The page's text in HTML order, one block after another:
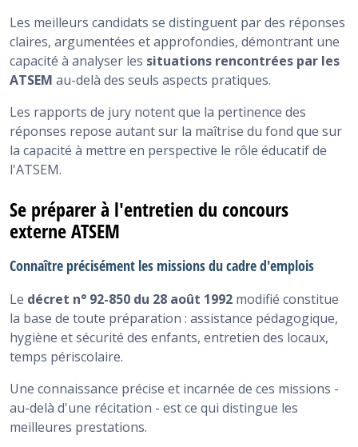
Les meilleurs candidats se distinguent par des réponses
claires, argumentées et approfondies, démontrant une
capacité à analyser les situations rencontrées par les
ATSEM au-delà des seuls aspects pratiques.
Les rapports de jury notent que la pertinence des
réponses repose autant sur la maîtrise du fond que sur
la capacité à mettre en perspective le rôle éducatif de
l'ATSEM.
Se préparer à l'entretien du concours
externe ATSEM
Connaître précisément les missions du cadre d'emplois
Le décret n° 92-850 du 28 août 1992 modifié constitue
la base de toute préparation : assistance pédagogique,
hygiène et sécurité des enfants, entretien des locaux,
temps périscolaire.
Une connaissance précise et incarnée de ces missions -
au-delà d'une récitation - est ce qui distingue les
meilleures prestations.